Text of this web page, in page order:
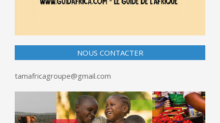
NOUS CONTACTER
tamafricagroupe@gmail.com